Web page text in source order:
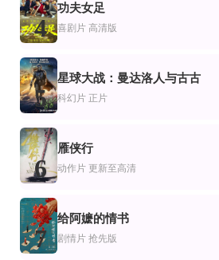
港城大劫案
AI
铁骑军魂
汤姆·特莱昂,哈威·普雷斯内尔,森塔·伯格,詹姆斯
魔鬼创造了三个
Arthur Terrible,Rosie Diaz,Owen Gresswell
蜡笔小新：谜团！花之天下春日部学院
小林由美子,山口太郎,广桥凉,林玉绪
动物园惊魂夜
Gabbi Kosmidis,大卫·哈伯,Pierre Simpson,李
卢卡斯水厂：给公众带来不便
卢卡斯水厂
4
功夫女足
喜剧片 高清版
5
星球大战：曼达洛人与古古
科幻片 正片
6
雁侠行
动作片 更新至高清
7
给阿嬷的情书
剧情片 抢先版